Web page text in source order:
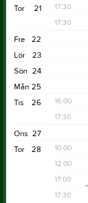
21:00
21
Tor 17:30
17:30
22
Fre
23
Lör
24
Sön
25
Mån
26
Tis 16:00
17:30
21:00
27
Ons
28
Tor 10:00
14:00
12:00
15:00
17:00
17:30